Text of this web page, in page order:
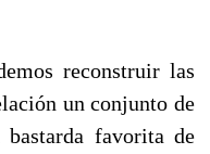
reconstruir las
un conjunto de
favorita de